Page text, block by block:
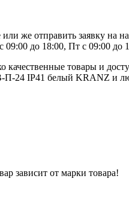
же отправить заявку на
до 18:00, Пт с 09:00 до
качественные товары и
П-24 IP41 белый KRANZ и
зависит от марки товара!